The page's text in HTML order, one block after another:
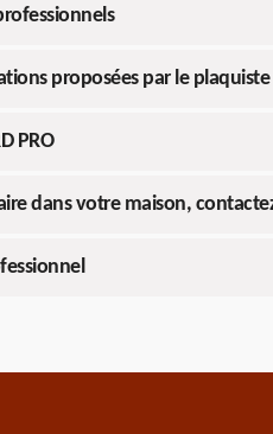
proposées par le plaquiste
PRO
dans votre maison, contactez